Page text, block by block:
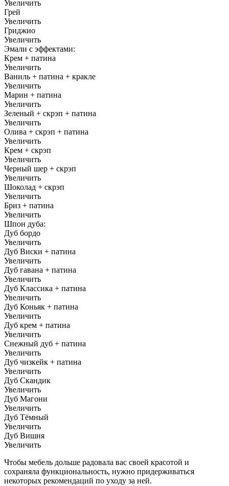
Увеличить
Грей
Увеличить
Гриджио
Увеличить
Эмали с эффектами:
Крем + патина
Увеличить
Ваниль + патина + кракле
Увеличить
Марин + патина
Увеличить
Зеленый + скрэп + патина
Увеличить
Олива + скрэп + патина
Увеличить
Крем + скрэп
Увеличить
Черный шер + скрэп
Увеличить
Шоколад + скрэп
Увеличить
Бриз + патина
Увеличить
Шпон дуба:
Дуб бордо
Увеличить
Дуб Виски + патина
Увеличить
Дуб гавана + патина
Увеличить
Дуб Классика + патина
Увеличить
Дуб Коньяк + патина
Увеличить
Дуб крем + патина
Увеличить
Снежный дуб + патина
Увеличить
Дуб чизкейк + патина
Увеличить
Дуб Скандик
Увеличить
Дуб Магони
Увеличить
Дуб Тёмный
Увеличить
Дуб Вишня
Увеличить
Чтобы мебель дольше радовала вас своей красотой и
сохраняла функциональность, нужно придерживаться
некоторых рекомендаций по уходу за ней.